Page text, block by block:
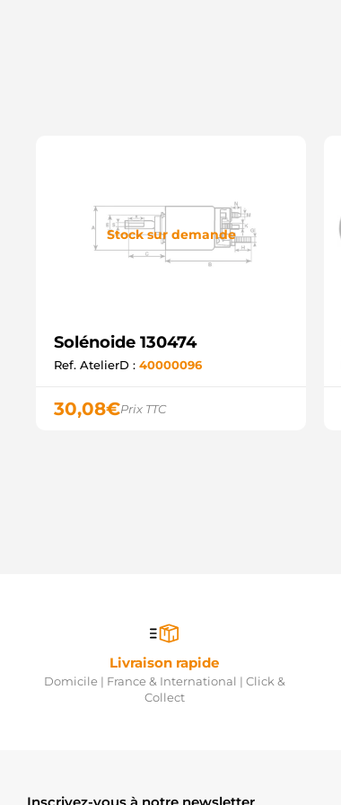
Stock sur demande
Solénoide 130474
Ref. AtelierD : 40000096
30,08€Prix TTC
Livraison rapide
Domicile | France & International | Click &
Collect